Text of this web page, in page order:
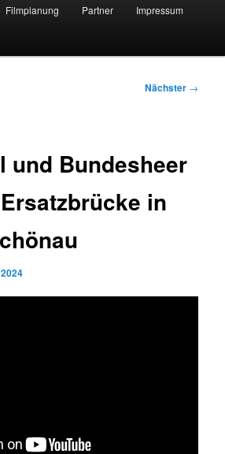
Filmplanung Partner Impressum
Nächster →
und Bundesheer
in